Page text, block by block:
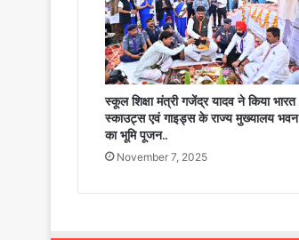
स्कूल शिक्षा मंत्री गजेंद्र यादव ने किया भारत
स्काउट्स एवं गाइड्स के राज्य मुख्यालय भवन
का भूमि पूजन..
November 7, 2025